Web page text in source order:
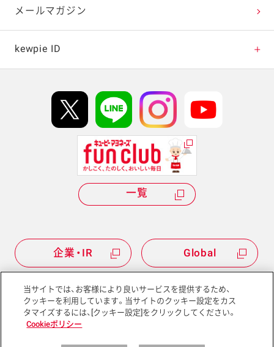
企業・IR Global
テレビ・ラジオ
キャンペーン・イベント
メールマガジン
kewpie ID
Hi! kewpieについて
Qummyについて
一覧
サイトマップ サイトポリシー
当サイトでは、お客様により良いサービスを提供するため、
クッキーを利用しています。当サイトのクッキー設定をカス
タマイズするには、[クッキー設定]をクリックしてください。
Cookieポリシー